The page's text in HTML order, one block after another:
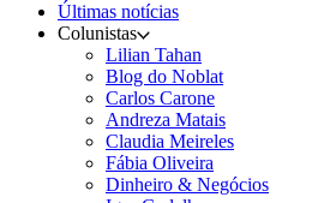
Últimas notícias
Colunistas
Lilian Tahan
Blog do Noblat
Carlos Carone
Andreza Matais
Claudia Meireles
Fábia Oliveira
Dinheiro & Negócios